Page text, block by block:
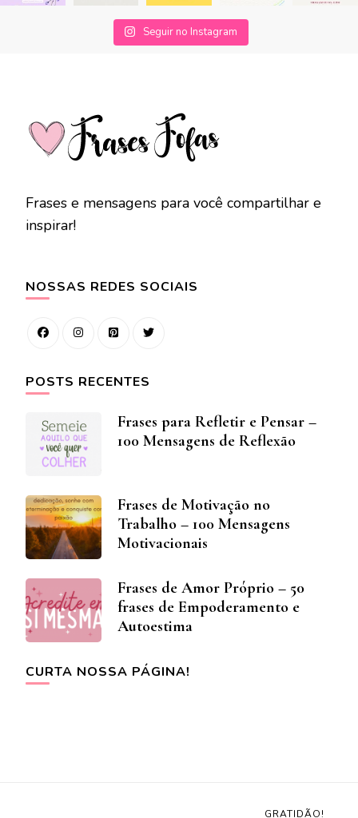
Seguir no Instagram
Frases e mensagens para você compartilhar e
inspirar!
NOSSAS REDES SOCIAIS
POSTS RECENTES
Frases para Refletir e Pensar –
100 Mensagens de Reflexão
Frases de Motivação no
Trabalho – 100 Mensagens
Motivacionais
Frases de Amor Próprio – 50
frases de Empoderamento e
Autoestima
CURTA NOSSA PÁGINA!
GRATIDÃO!